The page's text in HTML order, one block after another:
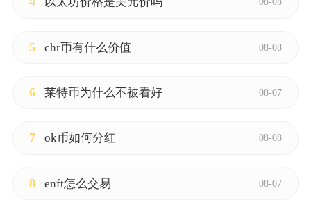
5 chr币有什么价值 08-08
6 莱特币为什么不被看好 08-07
7 ok币如何分红 08-08
8 enft怎么交易 08-07